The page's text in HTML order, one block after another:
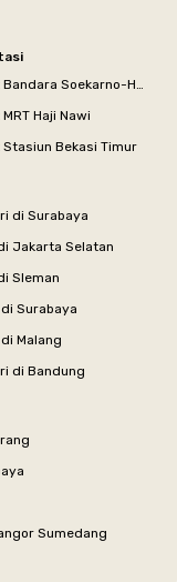
Kost dekat Bandara Soekarno-Hatta
Haji Nawi
Bekasi Timur
di Surabaya
Jakarta Selatan
Sleman
Surabaya
Malang
di Bandung
Sumedang